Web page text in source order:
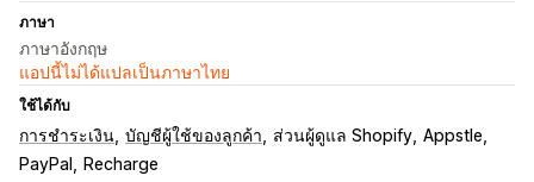
ภาษา
ภาษาอังกฤษ
แอปนี้ไม่ได้แปลเป็นภาษาไทย
ใช้ได้กับ
การชำระเงิน บัญชีผู้ใช้ของลูกค้า ส่วนผู้ดูแล Shopify Appstle
PayPal
Recharge